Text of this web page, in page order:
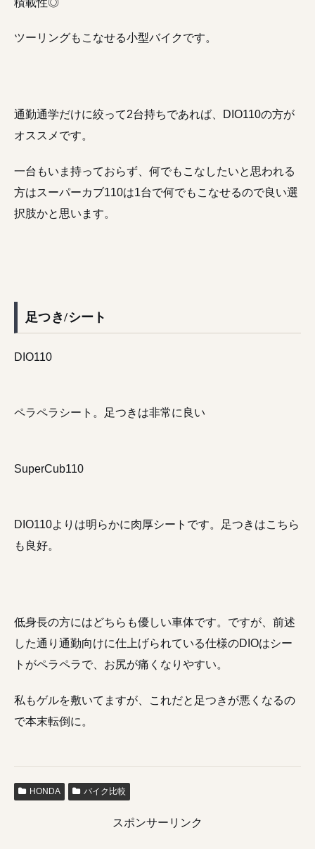
ツーリングもこなせる小型バイクです。
通勤通学だけに絞って2台持ちであれば、DIO110の方が
オススメです。
一台もいま持っておらず、何でもこなしたいと思われる
方はスーパーカブ110は1台で何でもこなせるので良い選
択肢かと思います。
足つき/シート
DIO110
ペラペラシート。足つきは非常に良い
SuperCub110
DIO110よりは明らかに肉厚シートです。足つきはこちら
も良好。
低身長の方にはどちらも優しい車体です。ですが、前述
した通り通勤向けに仕上げられている仕様のDIOはシー
トがペラペラで、お尻が痛くなりやすい。
私もゲルを敷いてますが、これだと足つきが悪くなるの
で本末転倒に。
HONDA バイク比較
スポンサーリンク